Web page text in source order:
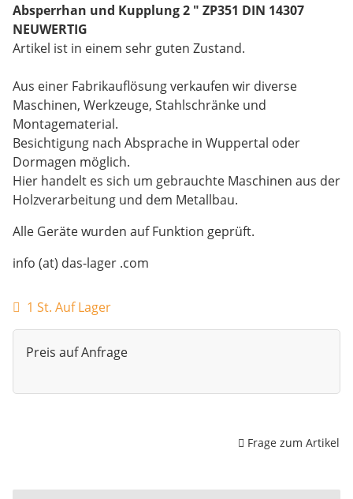
Absperrhan und Kupplung 2 " ZP351 DIN 14307
NEUWERTIG
Artikel ist in einem sehr guten Zustand.
Aus einer Fabrikauflösung verkaufen wir diverse
Maschinen, Werkzeuge, Stahlschränke und
Montagematerial.
Besichtigung nach Absprache in Wuppertal oder
Dormagen möglich.
Hier handelt es sich um gebrauchte Maschinen aus der
Holzverarbeitung und dem Metallbau.
Alle Geräte wurden auf Funktion geprüft.
info (at) das-lager .com
1 St. Auf Lager
Preis auf Anfrage
Frage zum Artikel